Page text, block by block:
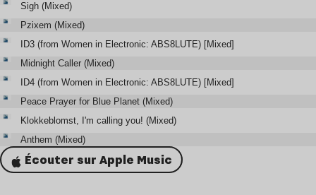
Sigh (Mixed)
Pzixem (Mixed)
ID3 (from Women in Electronic: ABS8LUTE) [Mixed]
Midnight Caller (Mixed)
ID4 (from Women in Electronic: ABS8LUTE) [Mixed]
Peace Prayer for Blue Planet (Mixed)
Klokkeblomst, I'm calling you! (Mixed)
Anthem (Mixed)
Écouter sur Apple Music